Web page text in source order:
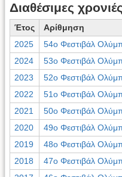
Διαθέσιμες χρονιές
Έτος
Αρίθμηση
2025
54ο Φεστιβάλ
2024
53ο Φεστιβάλ
2023
52ο Φεστιβάλ
2022
51ο Φεστιβάλ
2021
50ο Φεστιβάλ
2020
49ο Φεστιβάλ
2019
48ο Φεστιβάλ
2018
47ο Φεστιβάλ